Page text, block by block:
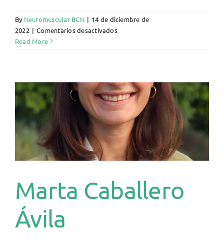
By Neuromuscular BCN | 14 de diciembre de
2022 | Comentarios desactivadosen
Read More
Marta Caballero
Ávila